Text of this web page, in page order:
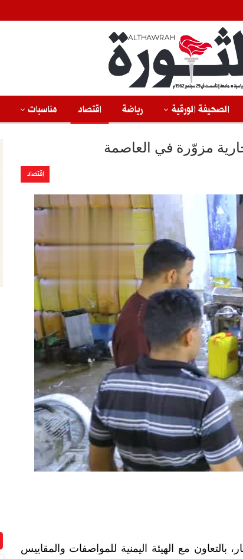
الصحيفة الورقية رياضة اقتصاد مناسبات
مزوّرة في العاصمة
اقتصاد
بالتعاون مع الهيئة اليمنية للمواصفات والمقاييس